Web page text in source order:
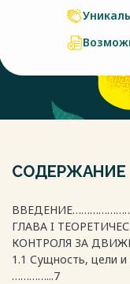
СОДЕРЖАНИЕ
ГЛАВА I
КОНТРОЛЯ ЗА
1.1 Сущность, цели
…………...7